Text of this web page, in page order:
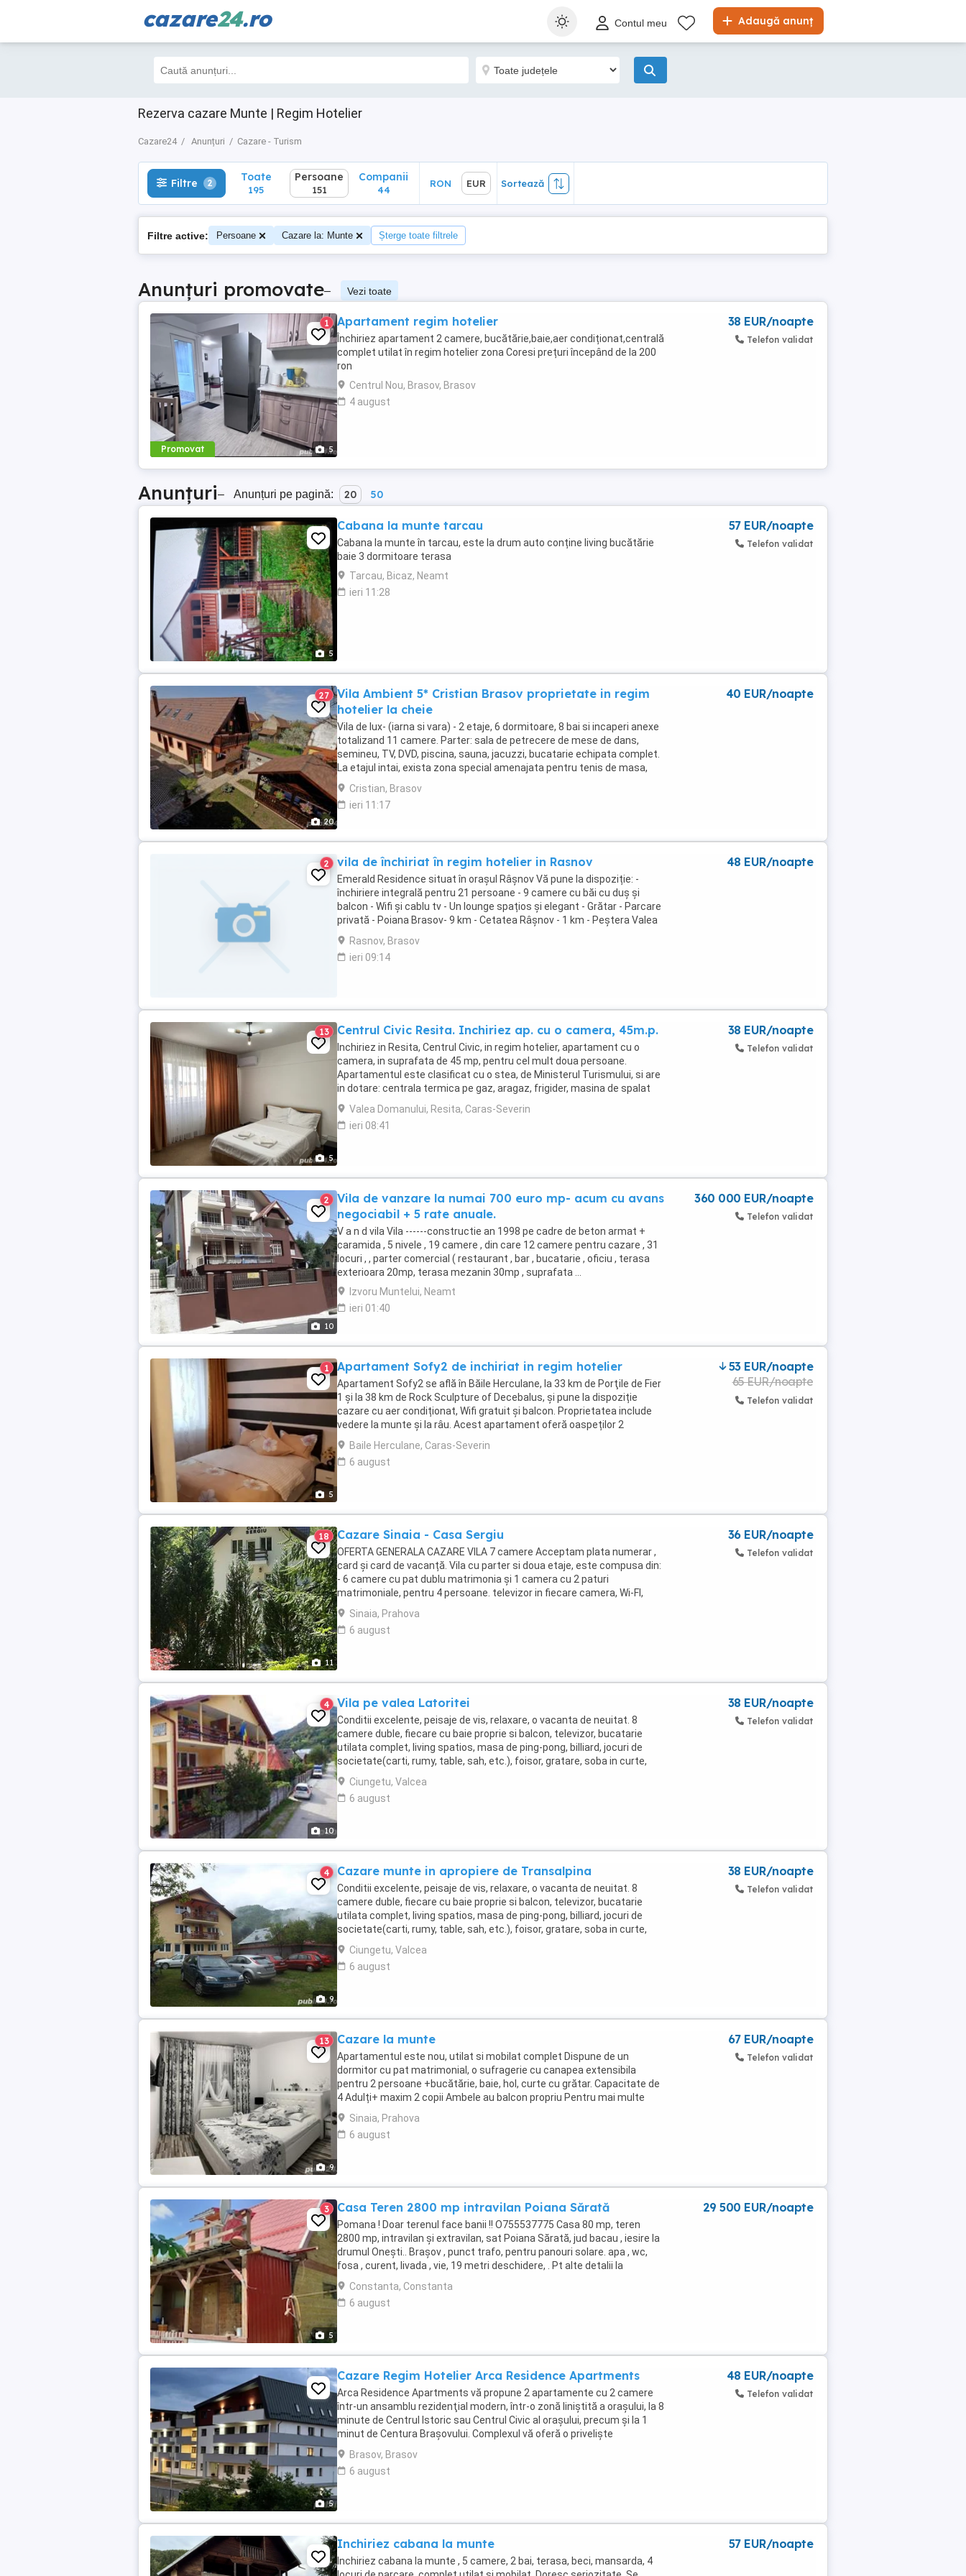
cazare24.ro Adaugă anunț
Contul meu
Rezerva cazare Munte | Regim Hotelier
Cazare24 Anunțuri Cazare - Turism
Filtre 2 Toate
195
Filtre 2 Toate
195
Persoane
151
Companii
44
RON EUR Sortează
Filtre active: Persoane Cazare la: Munte Șterge toate filtrele
Anunțuri promovate– Vezi toate
Promovat 5
1 Apartament regim hotelier
Închiriez apartament 2 camere, bucătărie,baie,aer condiționat,centrală
complet utilat în regim hotelier zona Coresi prețuri începând de la 200
ron
Centrul Nou, Brasov, Brasov
4 august
38 EUR/noapte
Telefon validat
Anunțuri– Anunțuri pe pagină: 20 50
5
Cabana la munte tarcau
Cabana la munte în tarcau, este la drum auto conține living bucătărie
baie 3 dormitoare terasa
Tarcau, Bicaz, Neamt
ieri 11:28
57 EUR/noapte
Telefon validat
20
27
Vila Ambient 5* Cristian Brasov proprietate in regim
hotelier la cheie
Vila de lux- (iarna si vara) - 2 etaje, 6 dormitoare, 8 bai si incaperi anexe
totalizand 11 camere. Parter: sala de petrecere de mese de dans,
semineu, TV, DVD, piscina, sauna, jacuzzi, bucatarie echipata complet.
La etajul intai, exista zona special amenajata pentru tenis de masa,
biliard, bar, TV. ...
Cristian, Brasov
ieri 11:17
40 EUR/noapte
2 vila de închiriat în regim hotelier in Rasnov
Emerald Residence situat în orașul Râșnov Vă pune la dispoziție: -
închiriere integrală pentru 21 persoane - 9 camere cu băi cu duș și
balcon - Wifi și cablu tv - Un lounge spațios și elegant - Grătar - Parcare
privată - Poiana Brasov- 9 km - Cetatea Râșnov - 1 km - Peștera Valea
Cetății -2,8 km - ...
Rasnov, Brasov
ieri 09:14
48 EUR/noapte
5
13 Centrul Civic Resita. Inchiriez ap. cu o camera, 45m.p.
Inchiriez in Resita, Centrul Civic, in regim hotelier, apartament cu o
camera, in suprafata de 45 mp, pentru cel mult doua persoane.
Apartamentul este clasificat cu o stea, de Ministerul Turismului, si are
in dotare: centrala termica pe gaz, aragaz, frigider, masina de spalat
rufe, mocheta de calitate ...
Valea Domanului, Resita, Caras-Severin
ieri 08:41
38 EUR/noapte
Telefon validat
10
2
Vila de vanzare la numai 700 euro mp- acum cu avans
negociabil + 5 rate anuale.
V a n d vila Vila ------constructie an 1998 pe cadre de beton armat +
caramida , 5 nivele , 19 camere , din care 12 camere pentru cazare , 31
locuri , , parter comercial ( restaurant , bar , bucatarie , oficiu , terasa
exterioara 20mp, terasa mezanin 30mp , suprafata ...
Izvoru Muntelui, Neamt
ieri 01:40
360 000 EUR/noapte
Telefon validat
5
1 Apartament Sofy2 de inchiriat in regim hotelier
Apartament Sofy2 se află în Băile Herculane, la 33 km de Porţile de Fier
1 și la 38 km de Rock Sculpture of Decebalus, și pune la dispoziție
cazare cu aer condiționat, Wifi gratuit și balcon. Proprietatea include
vedere la munte și la râu. Acest apartament oferă oaspeților 2
dormitoare, 1 baie, lenjerie ...
Baile Herculane, Caras-Severin
6 august
53 EUR/noapte
65 EUR/noapte
Telefon validat
11
18 Cazare Sinaia - Casa Sergiu
OFERTA GENERALA CAZARE VILA 7 camere Acceptam plata numerar ,
card și card de vacanță. Vila cu parter si doua etaje, este compusa din:
- 6 camere cu pat dublu matrimonia și 1 camera cu 2 paturi
matrimoniale, pentru 4 persoane. televizor in fiecare camera, Wi-FI,
după cum urmează : - ...
Sinaia, Prahova
6 august
36 EUR/noapte
Telefon validat
10
4 Vila pe valea Latoritei
Conditii excelente, peisaje de vis, relaxare, o vacanta de neuitat. 8
camere duble, fiecare cu baie proprie si balcon, televizor, bucatarie
utilata complet, living spatios, masa de ping-pong, billiard, jocuri de
societate(carti, rumy, table, sah, etc.), foisor, gratare, soba in curte,
parcare etc. Deviza ...
Ciungetu, Valcea
6 august
38 EUR/noapte
Telefon validat
9
4 Cazare munte in apropiere de Transalpina
Conditii excelente, peisaje de vis, relaxare, o vacanta de neuitat. 8
camere duble, fiecare cu baie proprie si balcon, televizor, bucatarie
utilata complet, living spatios, masa de ping-pong, billiard, jocuri de
societate(carti, rumy, table, sah, etc.), foisor, gratare, soba in curte,
parcare etc. Deviza ...
Ciungetu, Valcea
6 august
38 EUR/noapte
Telefon validat
9
13 Cazare la munte
Apartamentul este nou, utilat si mobilat complet Dispune de un
dormitor cu pat matrimonial, o sufragerie cu canapea extensibila
pentru 2 persoane +bucătărie, baie, hol, curte cu grătar. Capacitate de
4 Adulți+ maxim 2 copii Ambele au balcon propriu Pentru mai multe
detalii sunați la nr
Sinaia, Prahova
6 august
67 EUR/noapte
Telefon validat
5
3 Casa Teren 2800 mp intravilan Poiana Sărată
Pomana ! Doar terenul face banii !! O755537775 Casa 80 mp, teren
2800 mp, intravilan și extravilan, sat Poiana Sărată, jud bacau , iesire la
drumul Onești.. Brașov , punct trafo, pentru panouri solare. apa , wc,
fosa , curent, livada , vie, 19 metri deschidere, . Pt alte detalii la
07555trei7 ...
Constanta, Constanta
6 august
29 500 EUR/noapte
5
Cazare Regim Hotelier Arca Residence Apartments
Arca Residence Apartments vă propune 2 apartamente cu 2 camere
într-un ansamblu rezidenţial modern, într-o zonă liniştită a oraşului, la 8
minute de Centrul Istoric sau Centrul Civic al oraşului, precum şi la 1
minut de Centura Braşovului. Complexul vă oferă o privelişte
încântătoare spre masivele Piatra ...
Brasov, Brasov
6 august
48 EUR/noapte
Telefon validat
Inchiriez cabana la munte
Inchiriez cabana la munte , 5 camere, 2 bai, terasa, beci, mansarda, 4
57 EUR/noapte